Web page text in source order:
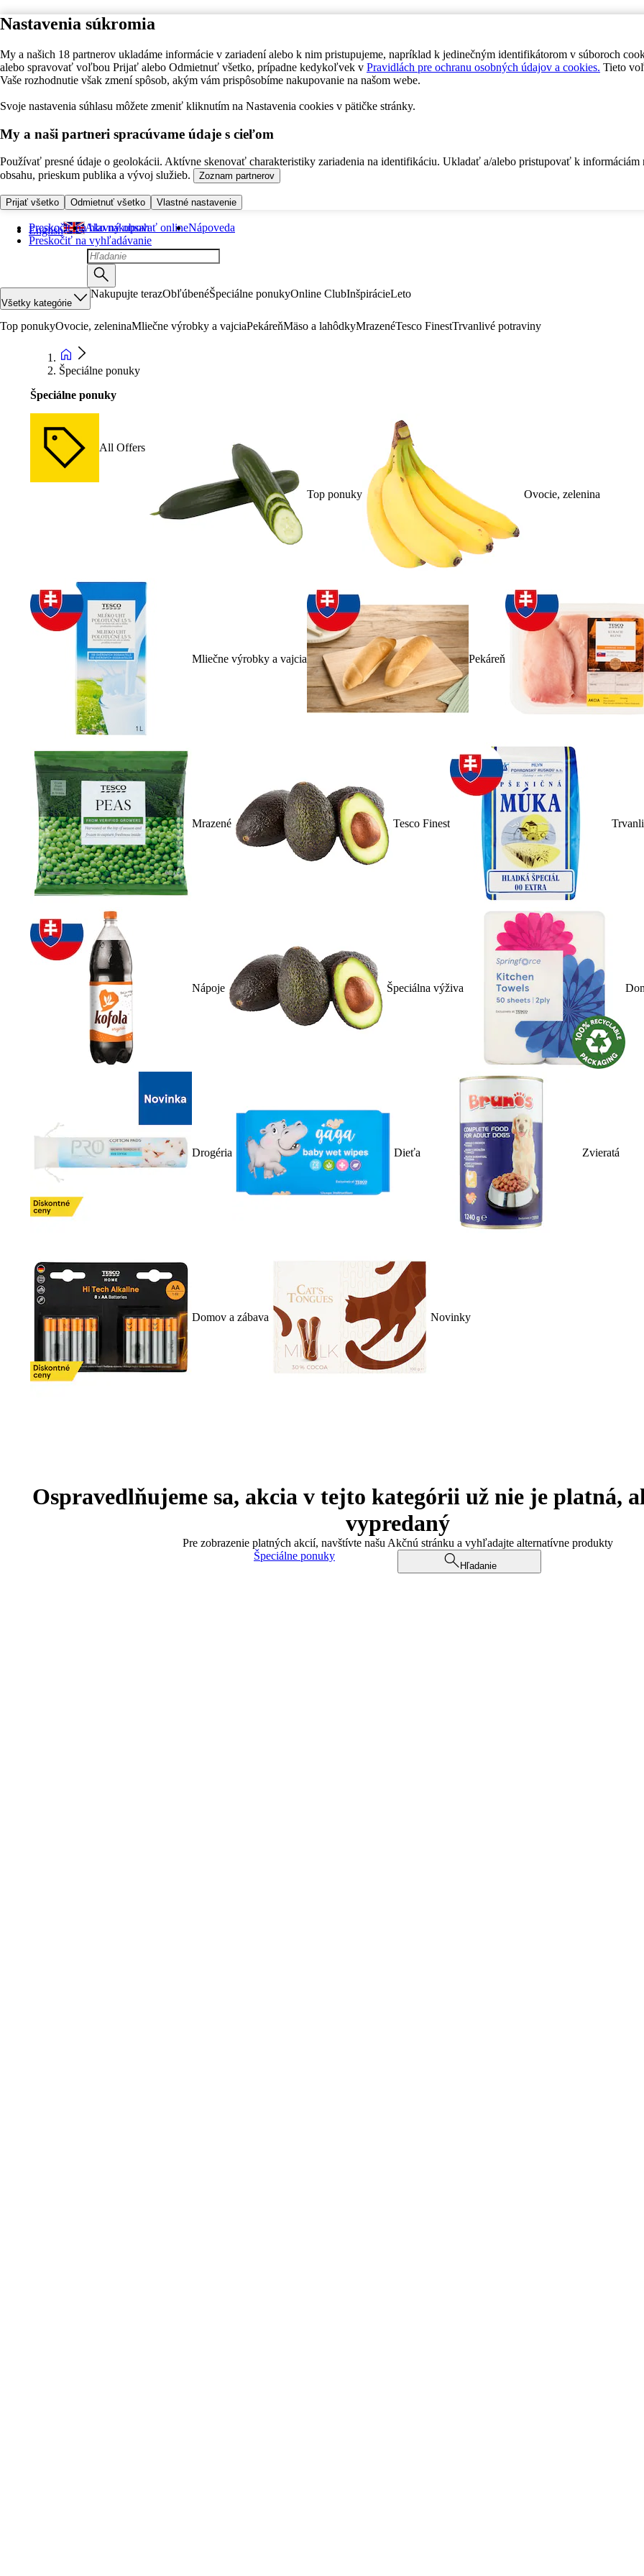
Nastavenia súkromia
My a našich 18 partnerov ukladáme informácie v zariadení alebo k nim pristupujeme, napríklad k jedinečným identifikátorom v súboroch
alebo spravovať voľbou Prijať alebo Odmietnuť všetko, prípadne kedykoľvek v Pravidlách pre ochranu osobných údajov a cookies. Tieto
Vaše rozhodnutie však zmení spôsob, akým vám prispôsobíme nakupovanie na našom webe.
Svoje nastavenia súhlasu môžete zmeniť kliknutím na Nastavenia cookies v pätičke stránky.
My a naši partneri spracúvame údaje s cieľom
Používať presné údaje o geolokácii. Aktívne skenovať charakteristiky zariadenia na identifikáciu. Ukladať a/alebo pristupovať k informáciám
obsahu, prieskum publika a vývoj služieb.
Zoznam partnerov
Prijať všetko Odmietnuť všetko Vlastné nastavenie
Preskočiť na hlavný obsah
Preskočiť na vyhľadávanie
English Ako nakupovať onlineNápoveda
Všetky kategórie
Nakupujte terazObľúbenéŠpeciálne ponukyOnline ClubInšpirácieLeto
Top ponukyOvocie, zeleninaMliečne výrobky a vajciaPekáreňMäso a lahôdkyMrazenéTesco FinestTrvanlivé potraviny
Špeciálne ponuky
Špeciálne ponuky
All Offers
Top ponuky Ovocie, zelenina
Mliečne výrobky a vajcia Pekáreň
Mrazené Tesco Finest
Nápoje Špeciálna výživa
Drogéria Dieťa Zvieratá
Domov a zábava Novinky
Ospravedlňujeme sa, akcia v tejto kategórii už nie je platná,
vypredaný
Pre zobrazenie platných akcií, navštívte našu Akčnú stránku a vyhľadajte alternatívne produkty
Špeciálne ponuky
Hľadanie